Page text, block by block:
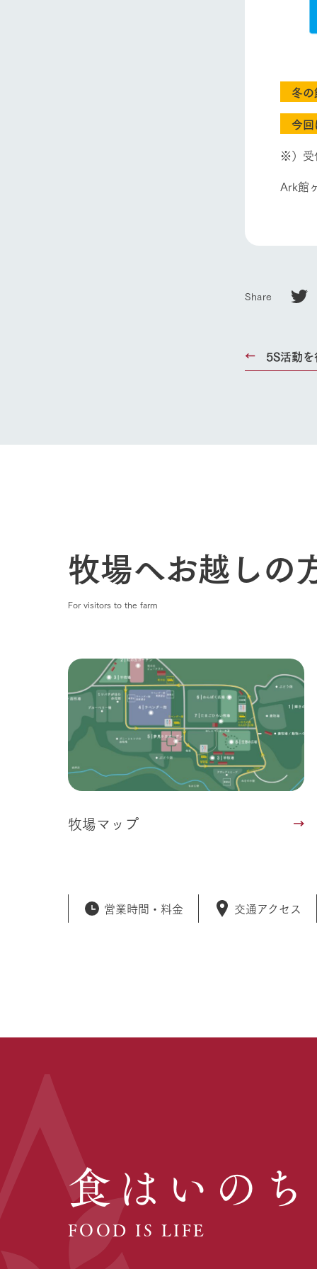
わたしたち
1Pでわか
農業の未
事業一覧
50周年ヒ
冬の
今
※）受
Ark館
Share
5S活動
牧場へお越しの
For visitors to the farm
牧場マップ
営業時間・料金 交通アクセス
食はいのち
FOOD IS LIFE